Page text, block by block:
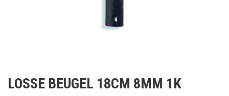
het
LOSSE BEUGEL 18CM 8MM 1K